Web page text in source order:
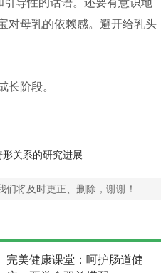
引导性的话语。还要有意识地
对母乳的依赖感。避开给乳头
长阶段。
关系的研究进展
将及时更正、删除，谢谢！
完美健康课堂：呵护肠道健